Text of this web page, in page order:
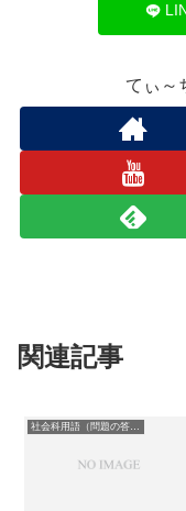
てぃ～
関連記事
社会科用語（問題の答え）